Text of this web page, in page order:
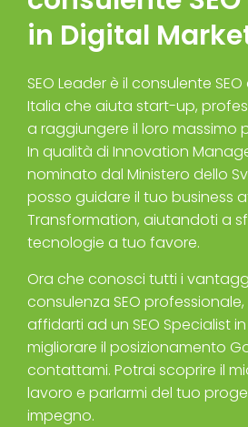
in Digital
SEO Leaderè il consulente SEO
Italia che aiuta start-up,
a raggiungere il loro massimo
In qualità di Innovation
nominato dal Ministero dello
posso guidare il tuo business
Transformation, aiutandoti a
tecnologie a tuo favore.
Ora che conosci tutti i
consulenza SEO
affidarti ad un SEO Specialist
migliorare il posizionamento
contattami. Potrai scoprire il
lavoro e parlarmi del tuo
impegno.